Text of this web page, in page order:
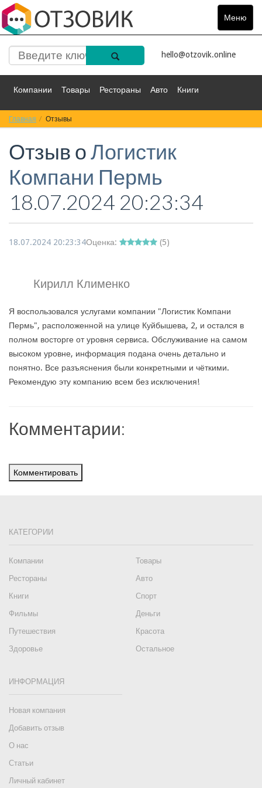
Меню
Toggle
hello@otzovik.online
Компании Товары Рестораны Авто Книги
Спорт Фильмы
Красота Здоровье Остальное
Главная Отзывы
Отзыв оЛогистик
Компани Пермь
18.07.2024 20:23:34
18.07.2024 20:23:34Оценка: (5)
Кирилл Клименко
Я воспользовался услугами компании "Логистик Компани
Пермь", расположенной на улице Куйбышева, 2, и остался в
полном восторге от уровня сервиса. Обслуживание на самом
высоком уровне, информация подана очень детально и
понятно. Все разъяснения были конкретными и чёткими.
Рекомендую эту компанию всем без исключения!
Комментарии:
Комментировать
КАТЕГОРИИ
Компании
Товары
Рестораны
Авто
Книги
Спорт
Фильмы
Деньги
Путешествия
Красота
Здоровье
Остальное
ИНФОРМАЦИЯ
Новая компания
Добавить отзыв
О нас
Статьи
Личный кабинет